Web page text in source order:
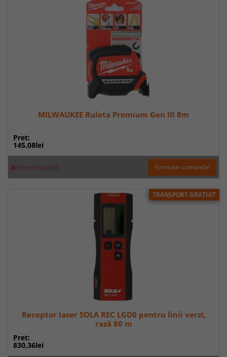
MILWAUKEE Ruleta Premium Gen III 8m
Pret:
145,08lei
Precomandă Formular comanda!
TRANSPORT GRATUIT
Receptor laser SOLA REC LGD0 pentru linii verzi,
rază 80 m
Pret:
830,36lei